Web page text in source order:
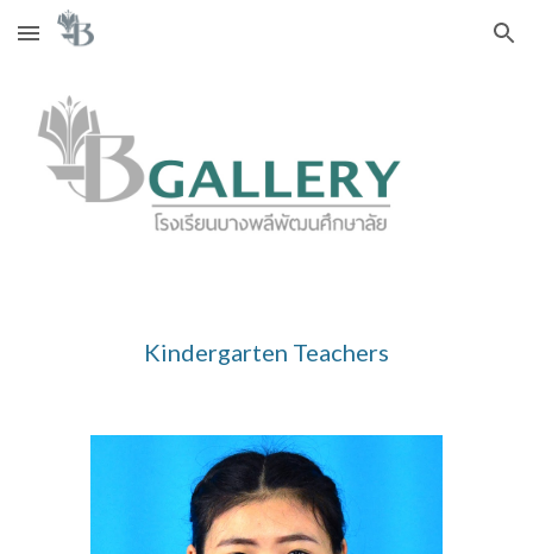
Skip to main content Skip to navigation
Kindergarten Teachers